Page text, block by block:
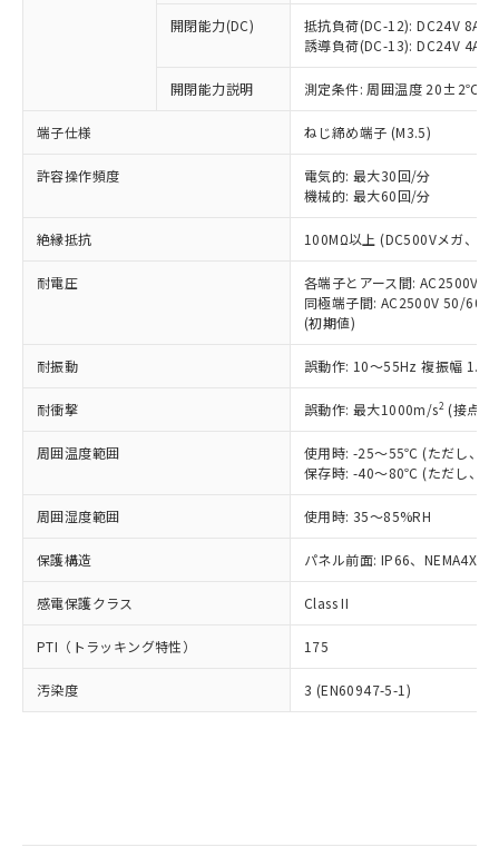
開閉能力(DC)
抵抗負荷(DC-12): DC24V 8A/
誘導負荷(DC-13): DC24V 4A/
開閉能力説明 測定条件: 周囲温度 20±2℃、
端子仕様 ねじ締め端子 (M3.5)
許容操作頻度
電気的: 最大30回/分
機械的: 最大60回/分
絶縁抵抗 100MΩ以上 (DC500Vメガ、点
耐電圧
各端子とアース間: AC2500V
同極端子間: AC2500V 50/
(初期値)
耐振動 誤動作: 10～55Hz 複振幅
耐衝撃 誤動作: 最大1000m/s2 (接点
周囲温度範囲
使用時: -25～55℃ (ただし、氷
保存時: -40～80℃ (ただし、氷
周囲湿度範囲 使用時: 35～85%RH
保護構造 パネル前面: IP66、NEMA4X,
感電保護クラス Class II
PTI（トラッキング特性） 175
汚染度 3 (EN60947-5-1)
ことをご了承ください。
在庫状況および標準価格照会結果は、
記載している更新日時点での社内デー
タに基づき作成されるものであり、閲
覧された時点での実際の在庫および標
準価格とは異なる場合があることをご
正式な納期状況および標準価格はお客
様のお取引先、またはお客様担当のオ
ムロン制御機器販売店・当社販売員に
オムロン制御機器販売店や当社販売拠
販売ネットワーク
」をご確認
在庫状況および標準価格結果を当社の
事前の承諾なく第三者に漏洩または開
示しないようお願いします。
マイパーツ機能（部品リスト作成サー
ビス）をご利用いただくには、I-Web
メンバーズにご登録されている必要が
お客様が当ウェブサイト上で当社にご
登録された部品リストについて、当社
および当社の共同利用者が、当社の製
品・サービスに関するお客様との取
引・商談に必要な範囲で利用すること
※当社の共同利用者とは、"個人情報
の「1.共同利
用者の範囲」に記載されている法人を
いたものが、含有品と判明した場合などや
むを得ず変更することがあります。
*EU RoHS指令（10物質）：
鉛(Pb) 1000ppm以下、 水銀(Hg) 1000ppm以下、 カド
六価クロム(Cr(Ⅵ)) 1000ppm以下、ポリ臭化ビフェニル
類(PBB) 1000ppm以下、ポリ臭化ジフェニルエーテル類
(PBDE) 1000ppm以下、フタル酸ビス(2-エチルヘキシ
ル) (DEHP)(別名：DOP) 1000ppm以下、フタル酸ブチ
ルベンジル（BBP） 1000ppm以下、フタル酸ジブチル
（DBP） 1000ppm以下、フタル酸ジイソブチル
(DIBP) 1000ppm以下
但し、RoHS指令で産業用監視および制御機器に対する
フタル酸エステル類の４物質については閾値を超える意
図的な使用がないことを確認しています。
部品在庫の切り替え状況などにより、予定
月が前後することがあります。
※3 非含有証明書ダウンロード
下記の非含有証明書をダウンロードするこ
とができます。
EU RoHS指令（10物質）の非含有証明書
51物質の非含有証明書（当社基準）
※本証明書は発行日時点で非含有を証明す
るもので、過去に遡って非含有を証明する
基準値を超えていることを示します。
「－」：未確認です。当社販売部門へお問
ム) : 100ppm、
Cr(Ⅵ)(六価クロム) : 1000ppm、 PBBs(ポリ臭化ビフェ
ニル類) : 1000ppm、 PBDEs(ポリ臭化ジフェニルエーテ
ル類) : 1000ppm、
DBP(フタル酸ジブチル) : 1000ppm、 DIBP(フタル酸ジ
イソブチル) : 1000ppm、 BBP(フタル酸ブチルベンジ
ル) : 1000ppm、
DEHP(フタル酸ビス(2-エチルヘキシル)) : 1000ppm
「ｅ」：有害物質（10物質）のすべてが基
準値以下であることを示します。
「10」：通常の使用状況下において有害物
質が外部に漏えいし、環境に深刻な影響を
及ぼさない年数を意味します。
「－」：未確認です。当社販売部門へお問
い合わせください。
当社は、これら貴社製品のうち、外国
為替および外国貿易法に定める商品
（以下｢規制貨物等」という）を輸出
または国外への提供する場合は、日本
国政府の輸出許可(または役務取引許
可)を取得するなどの必要な手続きを
当社は規制貨物を破棄する場合は、完
全に破砕するなど、違法に輸出されな
いよう必要な手段を講じます。
当社は貴社製品を、核兵器、ミサイ
ル、化学兵器、生物兵器またはその他
武器並びにこれらの製造装置等に一切
当社は、貴社製品を第三者に販売する
場合は、上記1、2および3の内容を当
該第三者に通知します。また当社は、
販売先および販売に係わる関係者が違
法に輸出するおそれがある場合は、取
り引きをいたしません。
キャンセル
説明
○ 一定数以上の在庫あり
一定数には満たないが在庫あり
在庫なし(最新の在庫状況につ
いては、お客様のお取引先、ま
たはお客様担当のオムロン制御
機器販売店・当社販売員にご確
白
受注生産機種、また在庫状況の
情報を公開していない機種